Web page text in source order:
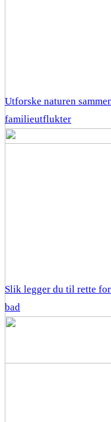
Utforske naturen
familieutflukter
Slik legger du til rette
bad